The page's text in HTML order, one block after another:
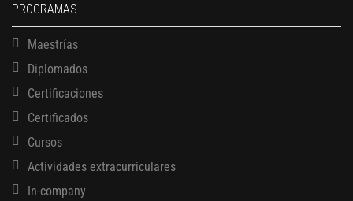
PROGRAMAS
Maestrías
Diplomados
Certificaciones
Certificados
Cursos
Actividades extracurriculares
In-company